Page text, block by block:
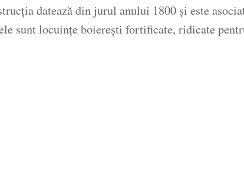
datează din jurul anului 1800 și este
sunt locuințe boierești fortificate, ridicate